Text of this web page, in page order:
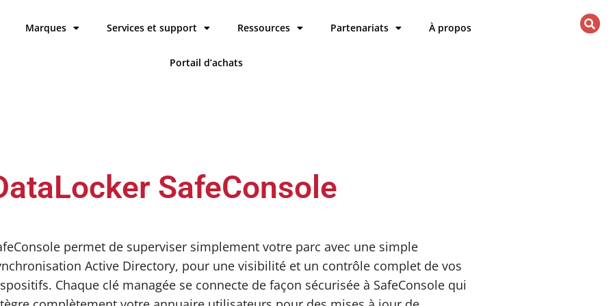
Marques Services et support Ressources Partenariats À propos
Portail d’achats
SafeConsole
permet de superviser simplement votre parc avec une simple
Active Directory, pour une visibilité et un contrôle complet de vos
Chaque clé managée se connecte de façon sécurisée à SafeConsole qui